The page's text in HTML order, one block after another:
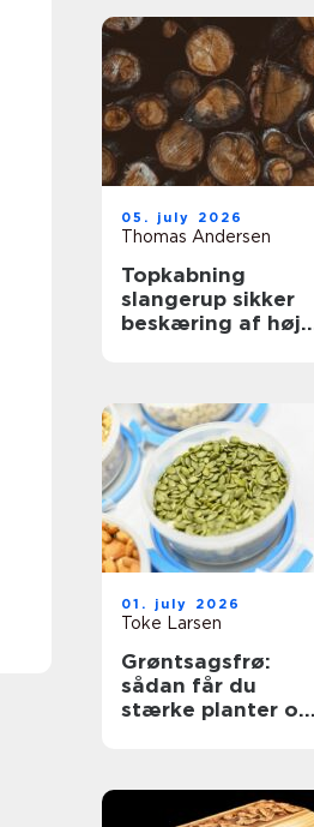
05. july 2026
Thomas Andersen
Topkabning
slangerup sikker
beskæring af høje
01. july 2026
Toke Larsen
Grøntsagsfrø:
sådan får du
stærke planter og